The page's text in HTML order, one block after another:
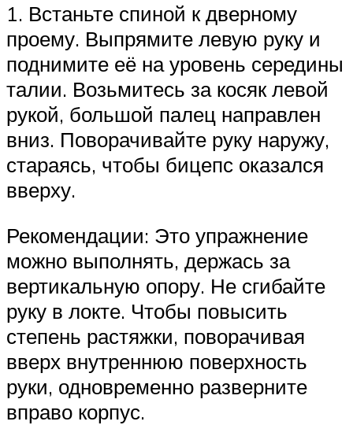
1. Встаньте спиной к дверному
проему. Выпрямите левую руку и
поднимите её на уровень середины
талии. Возьмитесь за косяк левой
рукой, большой палец направлен
вниз. Поворачивайте руку наружу,
стараясь, чтобы бицепс оказался
вверху.
Рекомендации: Это упражнение
можно выполнять, держась за
вертикальную опору. Не сгибайте
руку в локте. Чтобы повысить
степень растяжки, поворачивая
вверх внутреннюю поверхность
руки, одновременно разверните
вправо корпус.